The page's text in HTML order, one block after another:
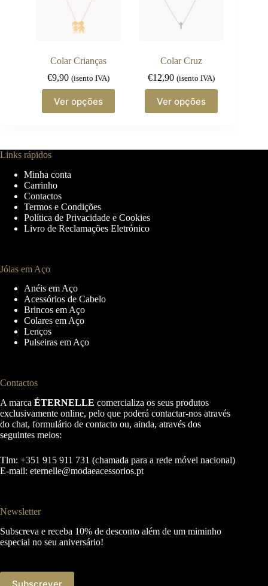
chosen
on
page
Colar Crianças
€9,90 (isento IVA)
Ver opções
product
has
The
on
the
product
page
Colar Cruz
€12,90 (isento IVA)
Ver opções
product
has
The
Links rápidos
Minha conta
Carrinho
Contactos
Termos e Condições
Política de Privacidade e Cookies
Livro de Reclamações Eletrónico
Jóias em Aço
Anéis em Aço
Acessórios de Cabelo
Brincos em Aço
Colares em Aço
Lenços
Pulseiras em Aço
Contactos
A marca ÉTERNELLE comercializa os seus produtos
exclusivamente online, pelo que poderá contactar-nos através
do chat, formulário de contacto ou, ainda, através dos
seguintes meios:
Tlm: +351 915 911 731 (chamada para a rede móvel nacional)
E-mail: eternelle@modaeacessorios.pt
Newsletter
Subscreva e receba 10% de desconto além de um miminho
especial no seu aniversário!
Subscrever